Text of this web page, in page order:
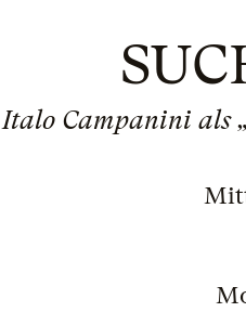
Italo Campanini als